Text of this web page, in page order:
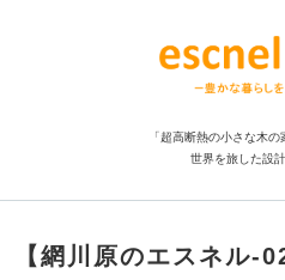
「超高断熱の小さな木
世界を旅した設
【網川原のエスネル